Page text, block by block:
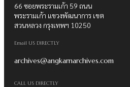
66 ซอยพระรามเก้า 59 ถนน
พระรามเก้า แขวงพัฒนาการ เขต
สวนหลวง กรุงเทพฯ 10250
Email US DIRECTLY
archives@angkarnarchives.com
CALL US DIRECTLY